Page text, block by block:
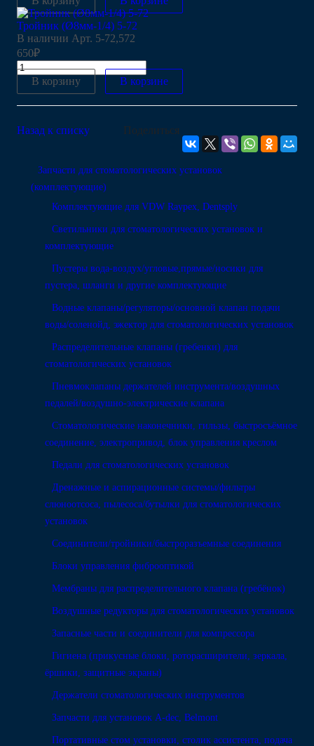
Тройник (Ø8мм-1/4) 5-72
В наличии Арт. 5-72,572
650₽
В корзину В корзине
Поделиться
Назад к списку
Запчасти для стоматологических установок
(комплектующие)
Комплектующие для VDW Raypex, Dentsply
Светильники для стоматологических установок и
комплектующие
Пустеры вода-воздух/угловые,прямые/носики для
пустера, шланги и другие комплектующие
Водные клапаны/регуляторы/основной клапан подачи
воды/соленойд, эжектор для стоматологических установок
Распределительные клапаны (гребенки) для
стоматологических установок
Пневмоклапаны держателей инструмента/воздушных
педалей/воздушно-электрические клапана
Стоматологические наконечники, гильзы, быстросъёмное
соединение, электропривод, блок управления креслом
Педали для стоматологических установок
Дренажные и аспирационные системы/фильтры
слюноотсоса, пылесоса/бутылки для стоматологических
установок
Соединители/тройники/быстроразъемные соединения
Блоки управления фиброоптикой
Мембраны для распределительного клапана (гребёнок)
Воздушные редукторы для стоматологических установок
Запасные части и соединители для компрессора
Гигиена (прикусные блоки, роторасширители, зеркала,
ёршики, защитные экраны)
Держатели стоматологических инструментов
Запчасти для установок A-dec, Belmont
Портативные стом установки, столик ассистента, подача